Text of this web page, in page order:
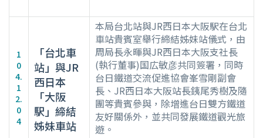
1
0
4.
1
2.
0
4
「台北車
站」與JR
西日本
「大阪
駅」締結
姊妹車站
本局台北站與JR西日本大阪駅在台北
車站貴賓室舉行締結姊妹站儀式，由
周局長永暉與JR西日本大阪支社長
(執行董事)国広敏彦共同簽署，同時
台日鐵道交流促進協會峯雪剛副會
長、JR西日本大阪站長銕尾秀樹及隨
團等貴賓參與，除增進台日雙方鐵道
友好關係外，並共同發展鐵道觀光旅
遊。